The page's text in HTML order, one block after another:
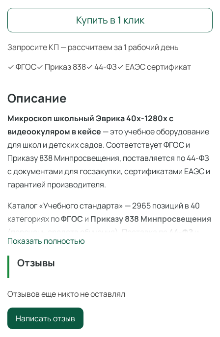
Запросите КП — рассчитаем за 1 рабочий день
✓ ФГОС✓ Приказ 838✓ 44-ФЗ✓ ЕАЭС сертификат
Купить в 1 клик
Описание
Микроскоп школьный Эврика 40х-1280х с
видеоокуляром в кейсе — это учебное оборудование
для школ и детских садов. Соответствует ФГОС и
Приказу 838 Минпросвещения, поставляется по 44-ФЗ
с документами для госзакупки, сертификатами ЕАЭС и
гарантией производителя.
Каталог «Учебного стандарта» — 2965 позиций в 40
категориях поФГОС и Приказу 838 Минпросвещения
(перечень средств обучения). Поставка по
44-ФЗ
223-ФЗ с полным пакетом документов, сертификаты
ЕАЭС, гарантия производителя. Доставка по всей
Микроскоп школьный Эврика 40х-1280х с
видеоокуляром в кейсе — 838 приказ
Образовательное оборудование из перечня Приказа
Показать полностью
Отзывы
Отзывов еще никто не оставлял
Написать отзыв